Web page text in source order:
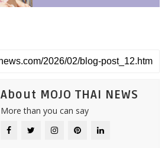
About MOJO THAI NEWS
More than you can say